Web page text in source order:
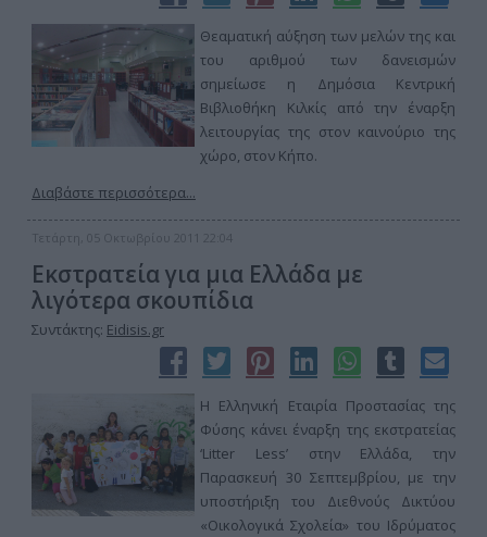
Θεαματική αύξηση των μελών της και
του αριθμού των δανεισμών
σημείωσε η Δημόσια Κεντρική
Βιβλιοθήκη Κιλκίς από την έναρξη
λειτουργίας της στον καινούριο της
χώρο, στον Κήπο.
Διαβάστε περισσότερα...
Τετάρτη, 05 Οκτωβρίου 2011 22:04
Εκστρατεία για μια Ελλάδα με
λιγότερα σκουπίδια
Συντάκτης: Eidisis.gr
Η Ελληνική Εταιρία Προστασίας της
Φύσης κάνει έναρξη της εκστρατείας
‘Litter Less’ στην Ελλάδα, την
Παρασκευή 30 Σεπτεμβρίου, με την
υποστήριξη του Διεθνούς Δικτύου
«Οικολογικά Σχολεία» του Ιδρύματος